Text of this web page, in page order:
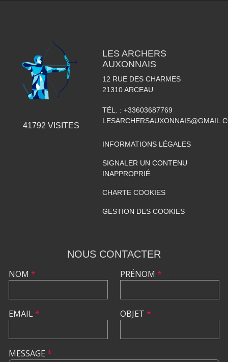
41792 VISITES
LES ARCHERS
AUXONNAIS
12 RUE DES CHARMES
21310 ARCEAU
TÉL. : +33603687769
INFORMATIONS LÉGALES
SIGNALER UN CONTENU
INAPPROPRIÉ
CHARTE COOKIES
GESTION DES COOKIES
NOUS CONTACTER
NOM *
EMAIL*
PRÉNOM *
OBJET *
MESSAGE *